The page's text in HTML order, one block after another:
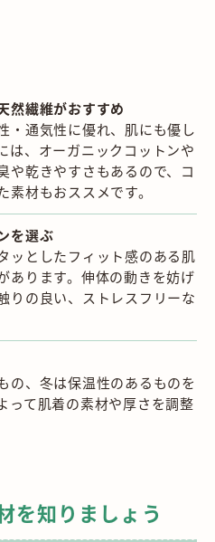
然繊維がおすすめ
・通気性に優れ、肌にも優し
は、オーガニックコットンや
乾きやすさもあるので、コ
素材もおススメです。
を選ぶ
ッとしたフィット感のある肌
あります。伸体の動きを妨げ
りの良い、ストレスフリーな
の、冬は保温性のあるものを
って肌着の素材や厚さを調整
を知りましょう